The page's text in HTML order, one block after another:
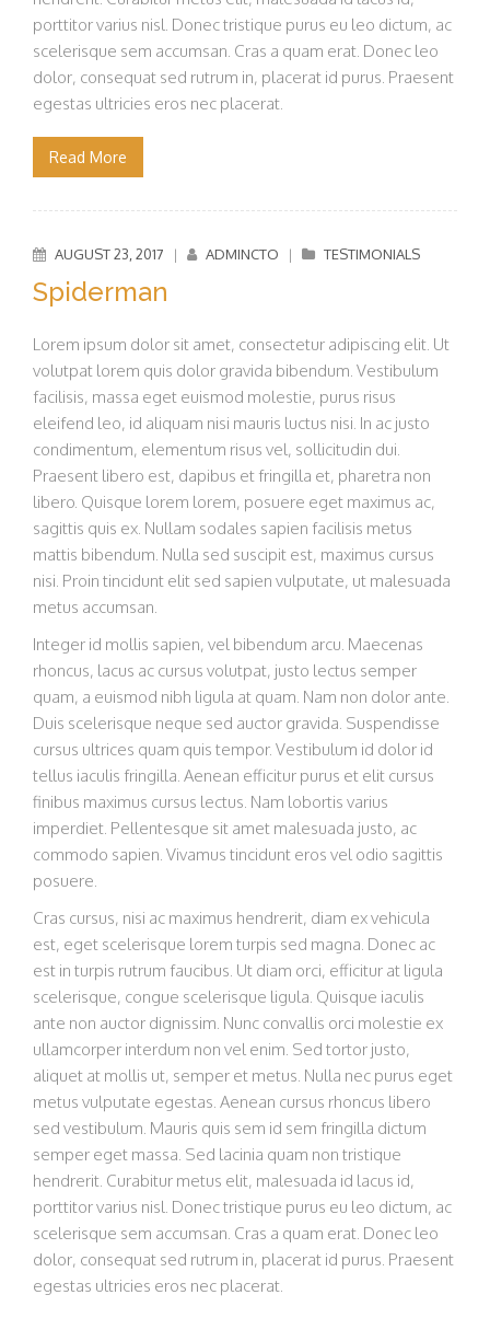
porttitor varius nisl. Donec tristique purus eu leo dictum, ac
scelerisque sem accumsan. Cras a quam erat. Donec leo
dolor, consequat sed rutrum in, placerat id purus. Praesent
egestas ultricies eros nec placerat.
Read More
AUGUST 23, 2017 | ADMINCTO | TESTIMONIALS
Spiderman
Lorem ipsum dolor sit amet, consectetur adipiscing elit. Ut
volutpat lorem quis dolor gravida bibendum. Vestibulum
facilisis, massa eget euismod molestie, purus risus
eleifend leo, id aliquam nisi mauris luctus nisi. In ac justo
condimentum, elementum risus vel, sollicitudin dui.
Praesent libero est, dapibus et fringilla et, pharetra non
libero. Quisque lorem lorem, posuere eget maximus ac,
sagittis quis ex. Nullam sodales sapien facilisis metus
mattis bibendum. Nulla sed suscipit est, maximus cursus
nisi. Proin tincidunt elit sed sapien vulputate, ut malesuada
metus accumsan.
Integer id mollis sapien, vel bibendum arcu. Maecenas
rhoncus, lacus ac cursus volutpat, justo lectus semper
quam, a euismod nibh ligula at quam. Nam non dolor ante.
Duis scelerisque neque sed auctor gravida. Suspendisse
cursus ultrices quam quis tempor. Vestibulum id dolor id
tellus iaculis fringilla. Aenean efficitur purus et elit cursus
finibus maximus cursus lectus. Nam lobortis varius
imperdiet. Pellentesque sit amet malesuada justo, ac
commodo sapien. Vivamus tincidunt eros vel odio sagittis
posuere.
Cras cursus, nisi ac maximus hendrerit, diam ex vehicula
est, eget scelerisque lorem turpis sed magna. Donec ac
est in turpis rutrum faucibus. Ut diam orci, efficitur at ligula
scelerisque, congue scelerisque ligula. Quisque iaculis
ante non auctor dignissim. Nunc convallis orci molestie ex
ullamcorper interdum non vel enim. Sed tortor justo,
aliquet at mollis ut, semper et metus. Nulla nec purus eget
metus vulputate egestas. Aenean cursus rhoncus libero
sed vestibulum. Mauris quis sem id sem fringilla dictum
semper eget massa. Sed lacinia quam non tristique
hendrerit. Curabitur metus elit, malesuada id lacus id,
porttitor varius nisl. Donec tristique purus eu leo dictum, ac
scelerisque sem accumsan. Cras a quam erat. Donec leo
dolor, consequat sed rutrum in, placerat id purus. Praesent
egestas ultricies eros nec placerat.